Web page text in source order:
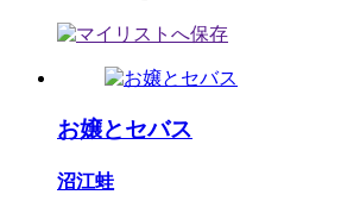
お嬢とセバス
沼江蛙